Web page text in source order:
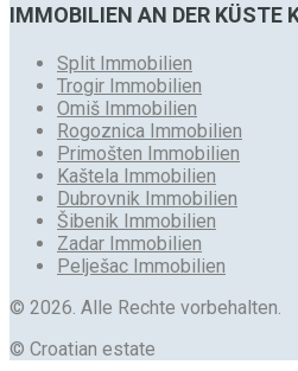
IMMOBILIEN AN DER KÜSTE
Split Immobilien
Trogir Immobilien
Omiš Immobilien
Rogoznica Immobilien
Primošten Immobilien
Kaštela Immobilien
Dubrovnik Immobilien
Šibenik Immobilien
Zadar Immobilien
Pelješac Immobilien
© 2026. Alle Rechte vorbehalten.
© Croatian estate